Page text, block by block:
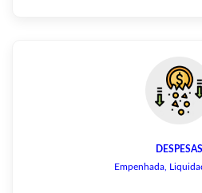
DESPESAS
Empenhada,